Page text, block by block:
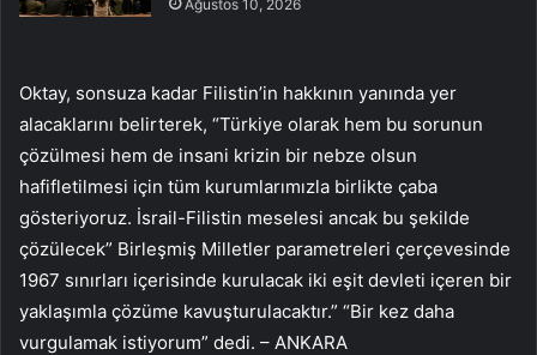
Ağustos 10, 2026
Oktay, sonsuza kadar Filistin’in hakkının yanında yer
alacaklarını belirterek, “Türkiye olarak hem bu sorunun
çözülmesi hem de insani krizin bir nebze olsun
hafifletilmesi için tüm kurumlarımızla birlikte çaba
gösteriyoruz. İsrail-Filistin meselesi ancak bu şekilde
çözülecek” Birleşmiş Milletler parametreleri çerçevesinde
1967 sınırları içerisinde kurulacak iki eşit devleti içeren bir
yaklaşımla çözüme kavuşturulacaktır.” “Bir kez daha
vurgulamak istiyorum” dedi. – ANKARA